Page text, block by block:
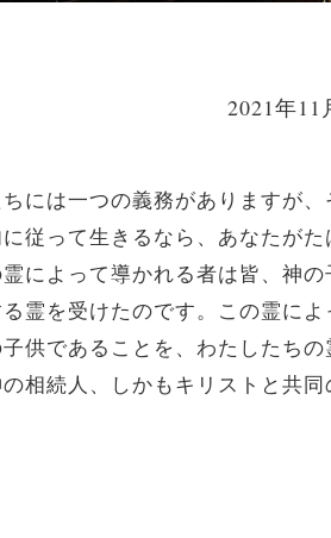
2021年11
には一つの義務がありますが
従って生きるなら、あなたが
によって導かれる者は皆、神
霊を受けたのです。この霊に
供であることを、わたしたち
相続人、しかもキリストと共